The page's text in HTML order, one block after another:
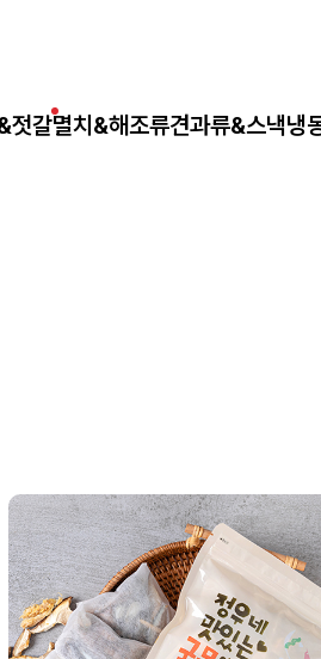
젓갈멸치&해조류견과류&스낵냉